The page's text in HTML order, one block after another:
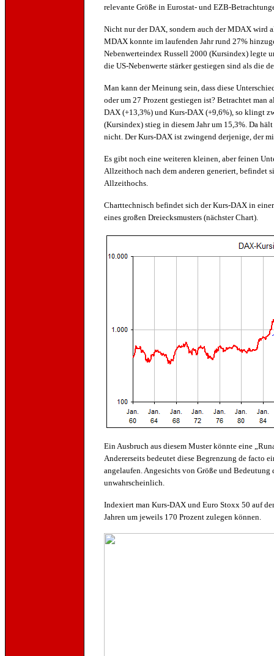
relevante Größe in Eurostat- und EZB-
Nicht nur der DAX, sondern auch der MDAX wird
MDAX konnte im laufenden Jahr rund 27%
Nebenwerteindex Russell 2000 (Kursindex) legte
die US-Nebenwerte stärker gestiegen sind als die
Man kann der Meinung sein, dass diese
oder um 27 Prozent gestiegen ist? Betrachtet man
DAX (+13,3%) und Kurs-DAX (+9,6%), so klingt
(Kursindex) stieg in diesem Jahr um 15,3%. Da
nicht. Der Kurs-DAX ist zwingend derjenige, der
Es gibt noch eine weiteren kleinen, aber feinen
Allzeithoch nach dem anderen generiert, befindet
Allzeithochs.
Charttechnisch befindet sich der Kurs-DAX in
eines großen Dreiecksmusters (nächster Chart).
Ein Ausbruch aus diesem Muster könnte eine
Andererseits bedeutet diese Begrenzung de facto
angelaufen. Angesichts von Größe und Bedeutung
unwahrscheinlich.
Indexiert man Kurs-DAX und Euro Stoxx 50 auf
Jahren um jeweils 170 Prozent zulegen können.